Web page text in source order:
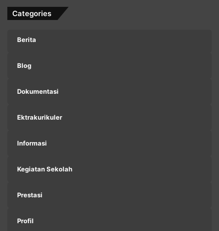
Categories
Berita
Blog
Dokumentasi
Ektrakurikuler
Informasi
Kegiatan Sekolah
Prestasi
Profil